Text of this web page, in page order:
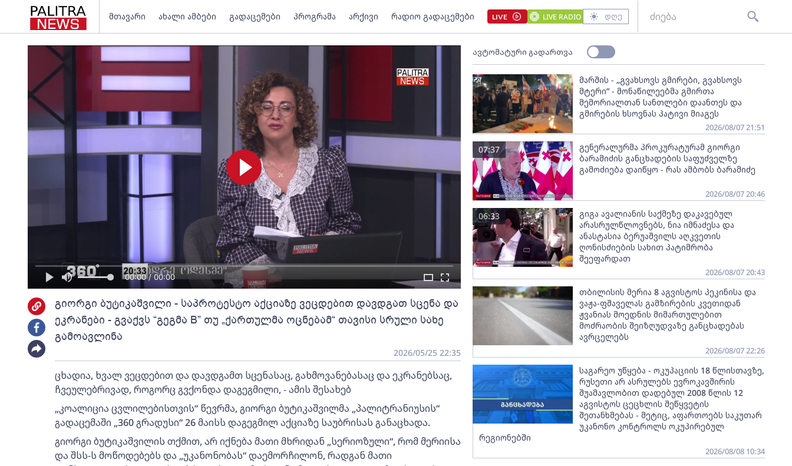
მთავარი ახალი ამბები გადაცემები პროგრამა არქივი რადიო გადაცემები LIVE LIVE RADIO დღე
00:00 / 00:00
გიორგი ბუტიკაშვილი - საპროტესტო აქციაზე ვეცდებით დავდგათ სცენა და
ეკრანები - გვაქვს “გეგმა B” თუ „ქართულმა ოცნებამ“ თავისი სრული სახე
გამოავლინა
2026/05/25 22:35
ცხადია, ხვალ ვეცდებით და დავდგამთ სცენასაც, გახმოვანებასაც და ეკრანებსაც,
ჩვეულებრივად, როგორც გვქონდა დაგეგმილი, - ამის შესახებ
„კოალიცია ცვლილებისთვის“ წევრმა, გიორგი ბუტიკაშვილმა „პალიტრანიუსის“
გადაცემაში „360 გრადუსი“ 26 მაისს დაგეგმილ აქციაზე საუბრისას განაცხადა.
გიორგი ბუტიკაშვილის თქმით, არ იქნება მათი მხრიდან „სერიოზული“, რომ მერიისა
და შსს-ს მოწოდებებს და „უკანონობას“ დაემორჩილონ, რადგან მათი
ავტომატური გადართვა
მარშის - „გვახსოვს გმირები, გვახსოვს
მტერი” - მონაწილეებმა გმირთა
მემორიალთან სანთლები დაანთეს და
გმირების ხსოვნას პატივი მიაგეს
2026/08/07 21:51
გენერალურმა პროკურატურამ გიორგი
ბარამიძის განცხადების საფუძველზე
გამოძიება დაიწყო - რას ამბობს ბარამიძე
07:37
2026/08/07 20:46
გიგა ავალიანის საქმეზე დაკავებულ
არასრულწლოვნებს, ნია იმნაძესა და
ანასტასია ბერუაშვილს აღკვეთის
ღონისძიების სახით პატიმრობა
შეეფარდათ
06:33
2026/08/07 20:43
თბილისის მერია 8 აგვისტოს პეკინისა და
ვაჟა-ფშაველას გამზირების კვეთიდან
ჟვანიას მოედნის მიმართულებით
მოძრაობის შეიზღუდვაზე განცხადებას
ავრცელებს
2026/08/07 22:26
საგარეო უწყება - ოკუპაციის 18 წლისთავზე,
რუსეთი არ ასრულებს ევროკავშირის
შუამავლობით დადებულ 2008 წლის 12
აგვისტოს ცეცხლის შეწყვეტის
შეთანხმებას - მეტიც, აფართოებს საკუთარ
უკანონო კონტროლს ოკუპირებულ
რეგიონებში
2026/08/08 10:34